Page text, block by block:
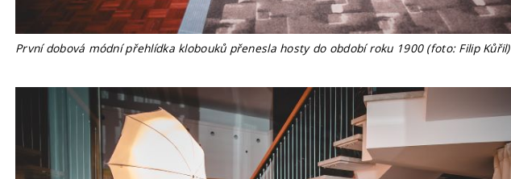
První dobová módní přehlídka klobouků přenesla hosty do období roku 1900 (foto: Filip Kůřil)